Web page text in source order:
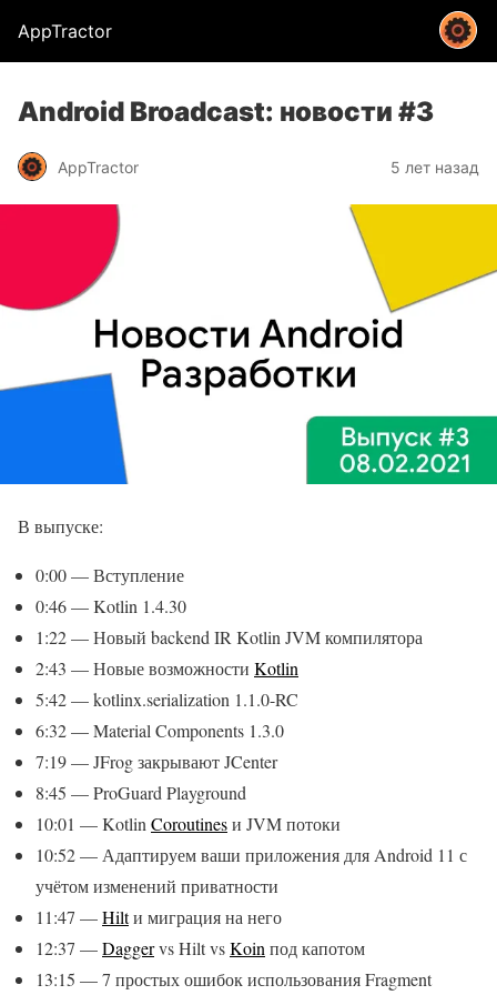
AppTractor
Android Broadcast: новости #3
AppTractor 5 лет назад
В выпуске:
0:00​ — Вступление
0:46​ — Kotlin 1.4.30
1:22​ — Новый backend IR Kotlin JVM компилятора
2:43​ — Новые возможности Kotlin
5:42​ — kotlinx.serialization 1.1.0-RC
6:32​ — Material Components 1.3.0
7:19​ — JFrog закрывают JCenter
8:45​ — ProGuard Playground
10:01​ — Kotlin Coroutinesи JVM потоки
10:52​ — Адаптируем ваши приложения для Android 11 с
учётом изменений приватности
11:47​ —Hiltи миграция на него
12:37​ —Daggervs Hilt vsKoin под капотом
13:15​ — 7 простых ошибок использования Fragment